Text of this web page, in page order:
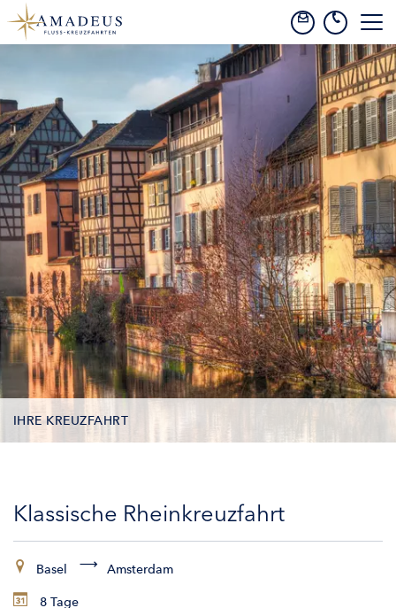
IHRE KREUZFAHRT
KABINEN
Klassische Rheinkreuzfahrt
Basel Amsterdam
8 Tage